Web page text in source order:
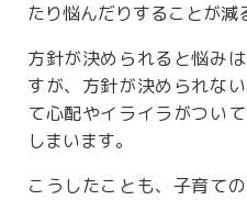
たり悩んだりすることが減
方針が決められると悩み
すが、方針が決められな
て心配やイライラがつい
しまいます。
こうしたことも、子育て